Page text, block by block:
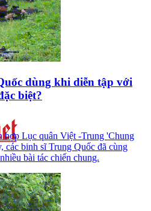
dùng khi diễn tập với
biệt?
hợp Lục quân Việt -Trung 'Chung
các binh sĩ Trung Quốc đã cùng
bài tác chiến chung.